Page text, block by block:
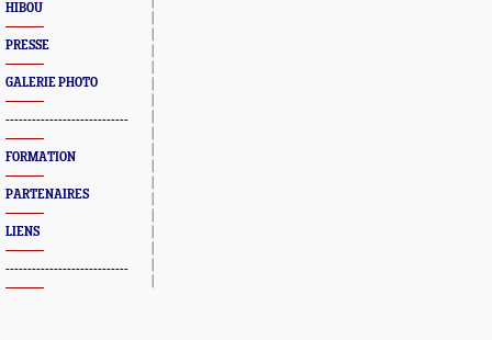
HIBOU
PRESSE
GALERIE PHOTO
----------------------------
FORMATION
PARTENAIRES
LIENS
----------------------------